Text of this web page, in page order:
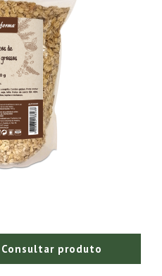
Consultar produto